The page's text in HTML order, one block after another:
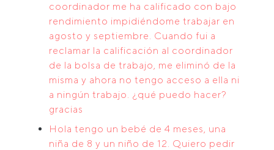
coordinador me ha calificado con bajo
rendimiento impidiéndome trabajar en
agosto y septiembre. Cuando fui a
reclamar la calificación al coordinador
de la bolsa de trabajo, me eliminó de la
misma y ahora no tengo acceso a ella ni
a ningún trabajo. ¿qué puedo hacer?
gracias
Hola tengo un bebé de 4 meses, una
niña de 8 y un niño de 12. Quiero pedir